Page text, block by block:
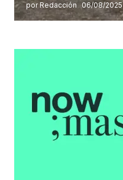
por Redacción 06/08/2025